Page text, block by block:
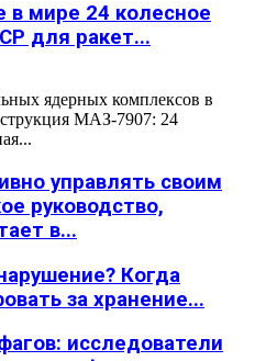
мире 24 колесное
для ракет...
ядерных комплексов в
МАЗ-7907: 24
управлять своим
руководство,
в...
Когда
за хранение...
исследователи